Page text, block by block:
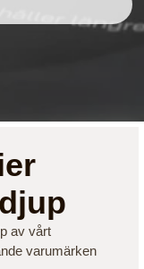
av vårt
varumärken